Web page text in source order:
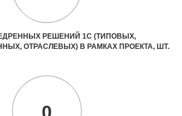
РЕШЕНИЙ 1С (ТИПОВЫХ,
ОТРАСЛЕВЫХ) В РАМКАХ ПРОЕКТА, ШТ.
0